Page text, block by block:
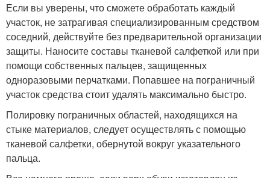
Если вы уверены, что сможете обработать каждый
участок, не затрагивая специализированным средством
соседний, действуйте без предварительной организации
защиты. Наносите составы тканевой салфеткой или при
помощи собственных пальцев, защищенных
одноразовыми перчатками. Попавшее на пограничный
участок средства стоит удалять максимально быстро.
Полировку пограничных областей, находящихся на
стыке материалов, следует осуществлять с помощью
тканевой салфетки, обернутой вокруг указательного
пальца.